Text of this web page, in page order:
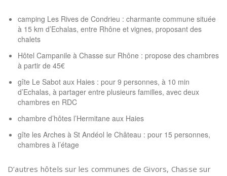
camping Les Rives de Condrieu : charmante commune située
à 15 km d’Echalas, entre Rhône et vignes, proposant des
chalets
Hôtel Campanile à Chasse sur Rhône : propose des chambres
à partir de 45€
gîte Le Sabot aux Haies : pour 9 personnes, à 10 min
d’Echalas, à partager entre plusieurs familles, avec deux
chambres en RDC
chambre d’hôtes l’Hermitane aux Haies
gîte les Arches à St Andéol le Château : pour 15 personnes,
chambres à l’étage
D’autres hôtels sur les communes de Givors, Chasse sur